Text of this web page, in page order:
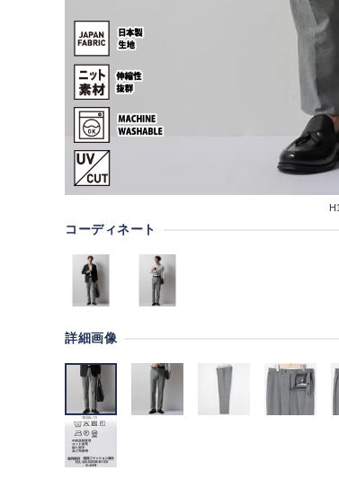
コーディネート
詳細画像